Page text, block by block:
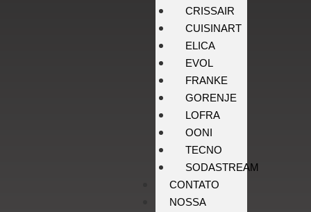
CRISSAIR
CUISINART
ELICA
EVOL
FRANKE
GORENJE
LOFRA
OONI
TECNO
SODASTREAM
CONTATO
NOSSA